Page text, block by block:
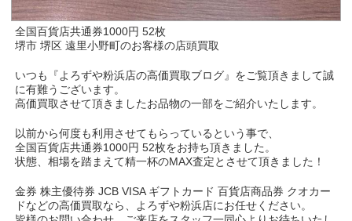
全国百貨店共通券1000円 52枚
堺市 堺区 遠里小野町のお客様の店頭買取
いつも『よろずや粉浜店の高価買取ブログ』をご覧頂きまして誠
に有難うございます。
高価買取させて頂きましたお品物の一部をご紹介いたします。
以前から何度も利用させてもらっているという事で、
全国百貨店共通券1000円 52枚をお持ち頂きました。
状態、相場を踏まえて精一杯のMAX査定とさせて頂きました！
金券 株主優待券 JCB VISA ギフトカード 百貨店商品券 クオカー
ドなどの高価買取なら、よろずや粉浜店にお任せください。